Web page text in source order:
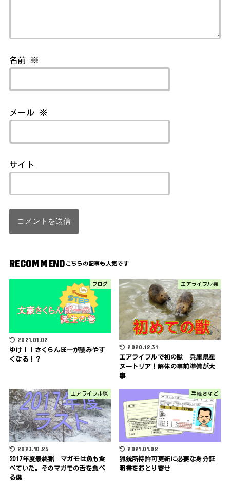
名前 ※
メール ※
サイト
RECOMMEND
ブログ
2021.01.02
ゆけ！！さくらんぼーが読みやす
くなる！？
エアライフル猟
2020.12.31
エアライフルで初の獣 兵庫県産
ヌートリア！解体の事前準備が大
事
エアライフル猟
2023.10.25
2017年度最終猟 マガモは魚も食
べていた。そのマガモの舌を食べ
る僕
手続きなど
2021.01.02
猟銃所持許可更新に必要な身分証
明書をおとり寄せ